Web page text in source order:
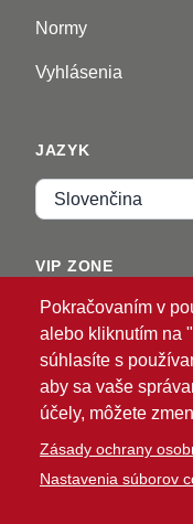
Normy
Vyhlásenia
Pokračovaním v
alebo kliknutím na
súhlasíte s
aby sa vaše
účely, môžete
Zásady ochrany
Nastavenia súborov
JAZYK
Jazyk
VIP ZONE
© 2026 ATG®